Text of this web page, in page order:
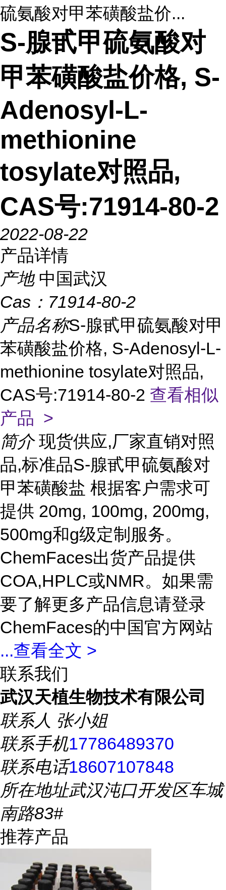
硫氨酸对甲苯磺酸盐价...
S-腺甙甲硫氨酸对
甲苯磺酸盐价格, S-
Adenosyl-L-
methionine
tosylate对照品,
CAS号:71914-80-2
2022-08-22
产品详情
产地 中国武汉
Cas： 71914-80-2
产品名称S-腺甙甲硫氨酸对甲
苯磺酸盐价格, S-Adenosyl-L-
methionine tosylate对照品,
CAS号:71914-80-2 查看相似
产品 >
简介 现货供应,厂家直销对照
品,标准品S-腺甙甲硫氨酸对
甲苯磺酸盐 根据客户需求可
提供 20mg, 100mg, 200mg,
500mg和g级定制服务。
ChemFaces出货产品提供
COA,HPLC或NMR。如果需
要了解更多产品信息请登录
ChemFaces的中国官方网站
...查看全文 >
联系我们
武汉天植生物技术有限公司
联系人 张小姐
联系手机17786489370
联系电话18607107848
所在地址武汉沌口开发区车城
南路83#
推荐产品